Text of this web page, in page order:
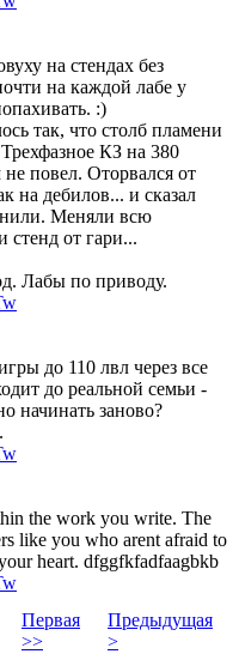
на стендах без
на каждой лабе у
:)
так, что столб пламени
КЗ на 380
повел. Оторвался от
на дебилов... и сказал
Меняли всю
от гари...
Лабы по приводу.
до 110 лвл через все
до реальной семьи -
начинать заново?
the work you write. The
like you who arent afraid to
heart. dfggfkfadfaagbkb
Первая
>>
Предыдущая
>